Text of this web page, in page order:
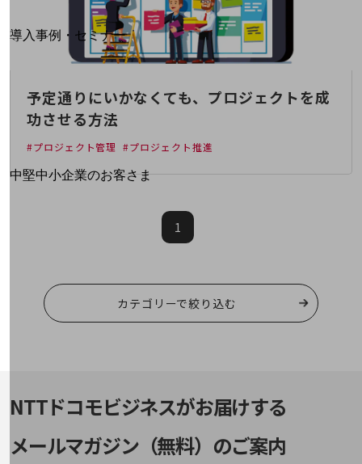
別ウィンドウで開きます
サービスをご利用中のお客さま
導入事例・セミナー
導入事例TOP
セミナー
開催・出展する各種セミナー、イベント情報をご紹介します
別ウィンドウで開きます
中堅中小企業のお客さま
旬な話題やお役立ち資料などDXの課題を
お役立ち資料ダウンロード
トレンド記事特集
IT用語集
中堅中小企業のビジネスをサポート！
お悩みから見つける
ネットワーク
予定通りにいかなくても、プロジェクトを成
功させる方法
#プロジェクト管理 #プロジェクト推進
1
カテゴリーで絞り込む
NTTドコモビジネスがお届けする
メールマガジン（無料）のご案内